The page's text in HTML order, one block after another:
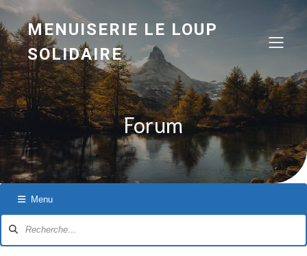
MENUISERIE LE LOUP
SOLIDAIRE
Forum
Menu